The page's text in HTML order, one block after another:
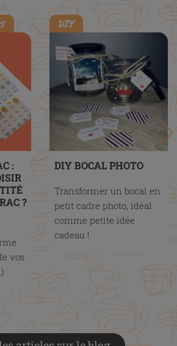
:
?
vos
DIY BOCAL PHOTO
DIY
Transformer un bocal en
petit cadre photo, idéal
comme petite idée
cadeau !